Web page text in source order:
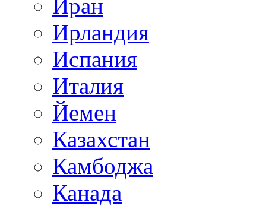
Иран
Ирландия
Испания
Италия
Йемен
Казахстан
Камбоджа
Канада